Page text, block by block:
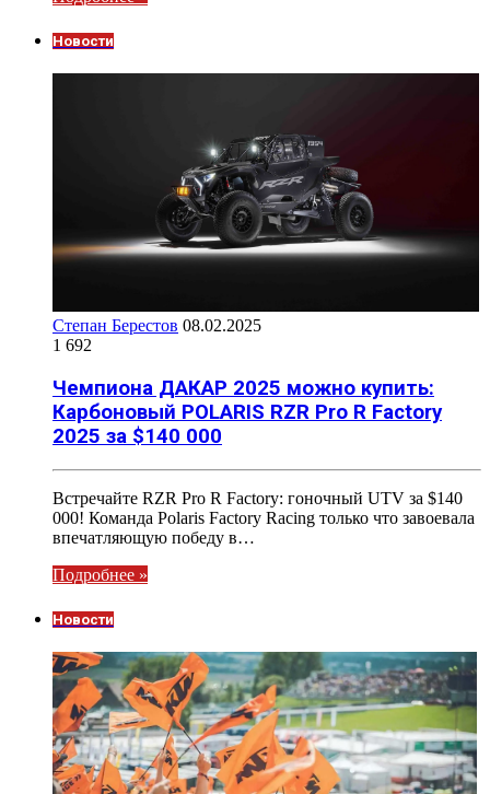
Новости
Степан Берестов 08.02.2025
1 692
Чемпиона ДАКАР 2025 можно купить:
Карбоновый POLARIS RZR Pro R Factory
2025 за $140 000
Встречайте RZR Pro R Factory: гоночный UTV за $140
000! Команда Polaris Factory Racing только что завоевала
впечатляющую победу в…
Подробнее »
Новости